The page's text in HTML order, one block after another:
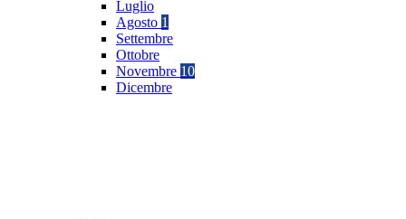
Luglio
Agosto 1
Settembre
Ottobre
Novembre 10
Dicembre